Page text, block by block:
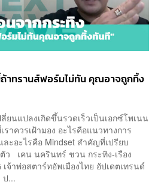
ถ้าทรานส์ฟอร์มไม่ทัน คุณอาจถูกทิ้ง
ยนแปลงเกิดขึ้นรวดเร็วเป็นเอกซ์โพเนน
ราควรเฝ้ามอง อะไรคือแนวทางการ
ะอะไรคือ Mindset สำคัญที่เปรียบ
ว เคน นครินทร์ ชวน กระทิง-เรือง
จ้าพ่อสตาร์ทอัพเมืองไทย อัปเดตเทรนด์
ป...